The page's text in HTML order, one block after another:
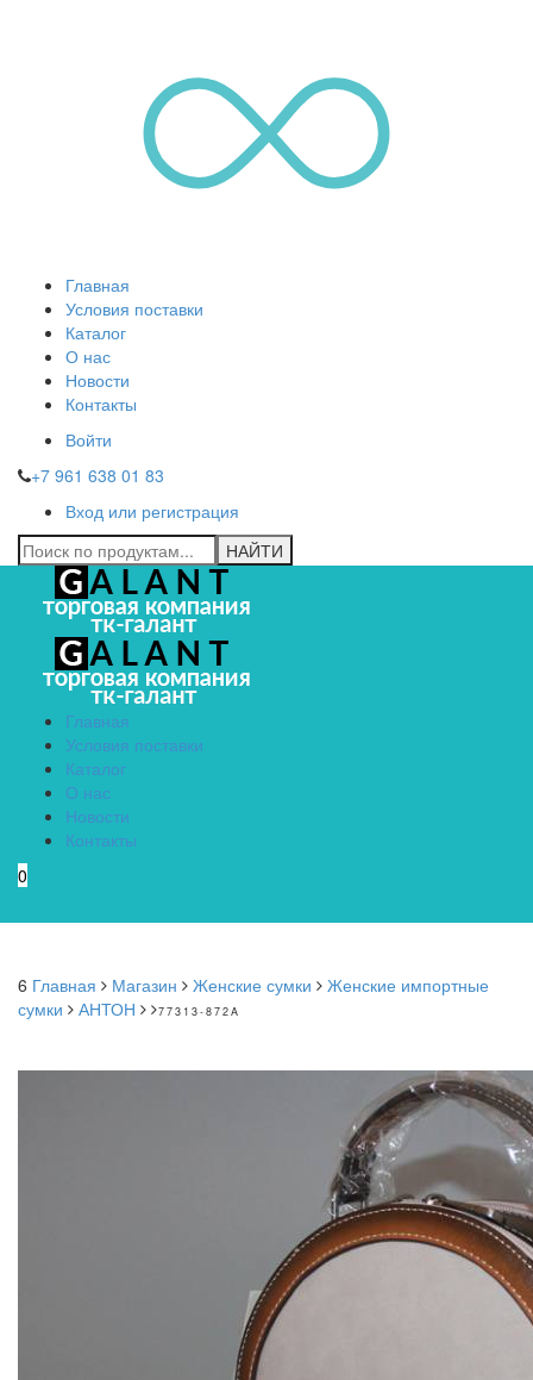
Главная
Условия поставки
Каталог
О нас
Новости
Контакты
Войти
+7 961 638 01 83
Вход или регистрация
Главная
Условия поставки
Каталог
О нас
Новости
Контакты
0
6 Главная Магазин Женские сумки
Женские импортные
сумки
АНТОН 77313-872A